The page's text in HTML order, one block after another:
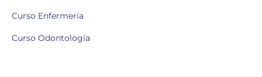
Curso Enfermería
Curso Odontología